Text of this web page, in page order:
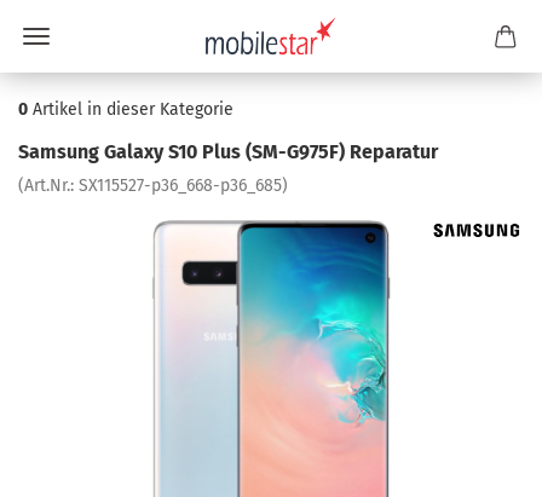
0 Artikel in dieser Kategorie
Sam­sung Ga­la­xy S10 Plus (SM-​G975F) Re­pa­ra­tur
(Art.Nr.: SX115527-​p36_668-p36_685)